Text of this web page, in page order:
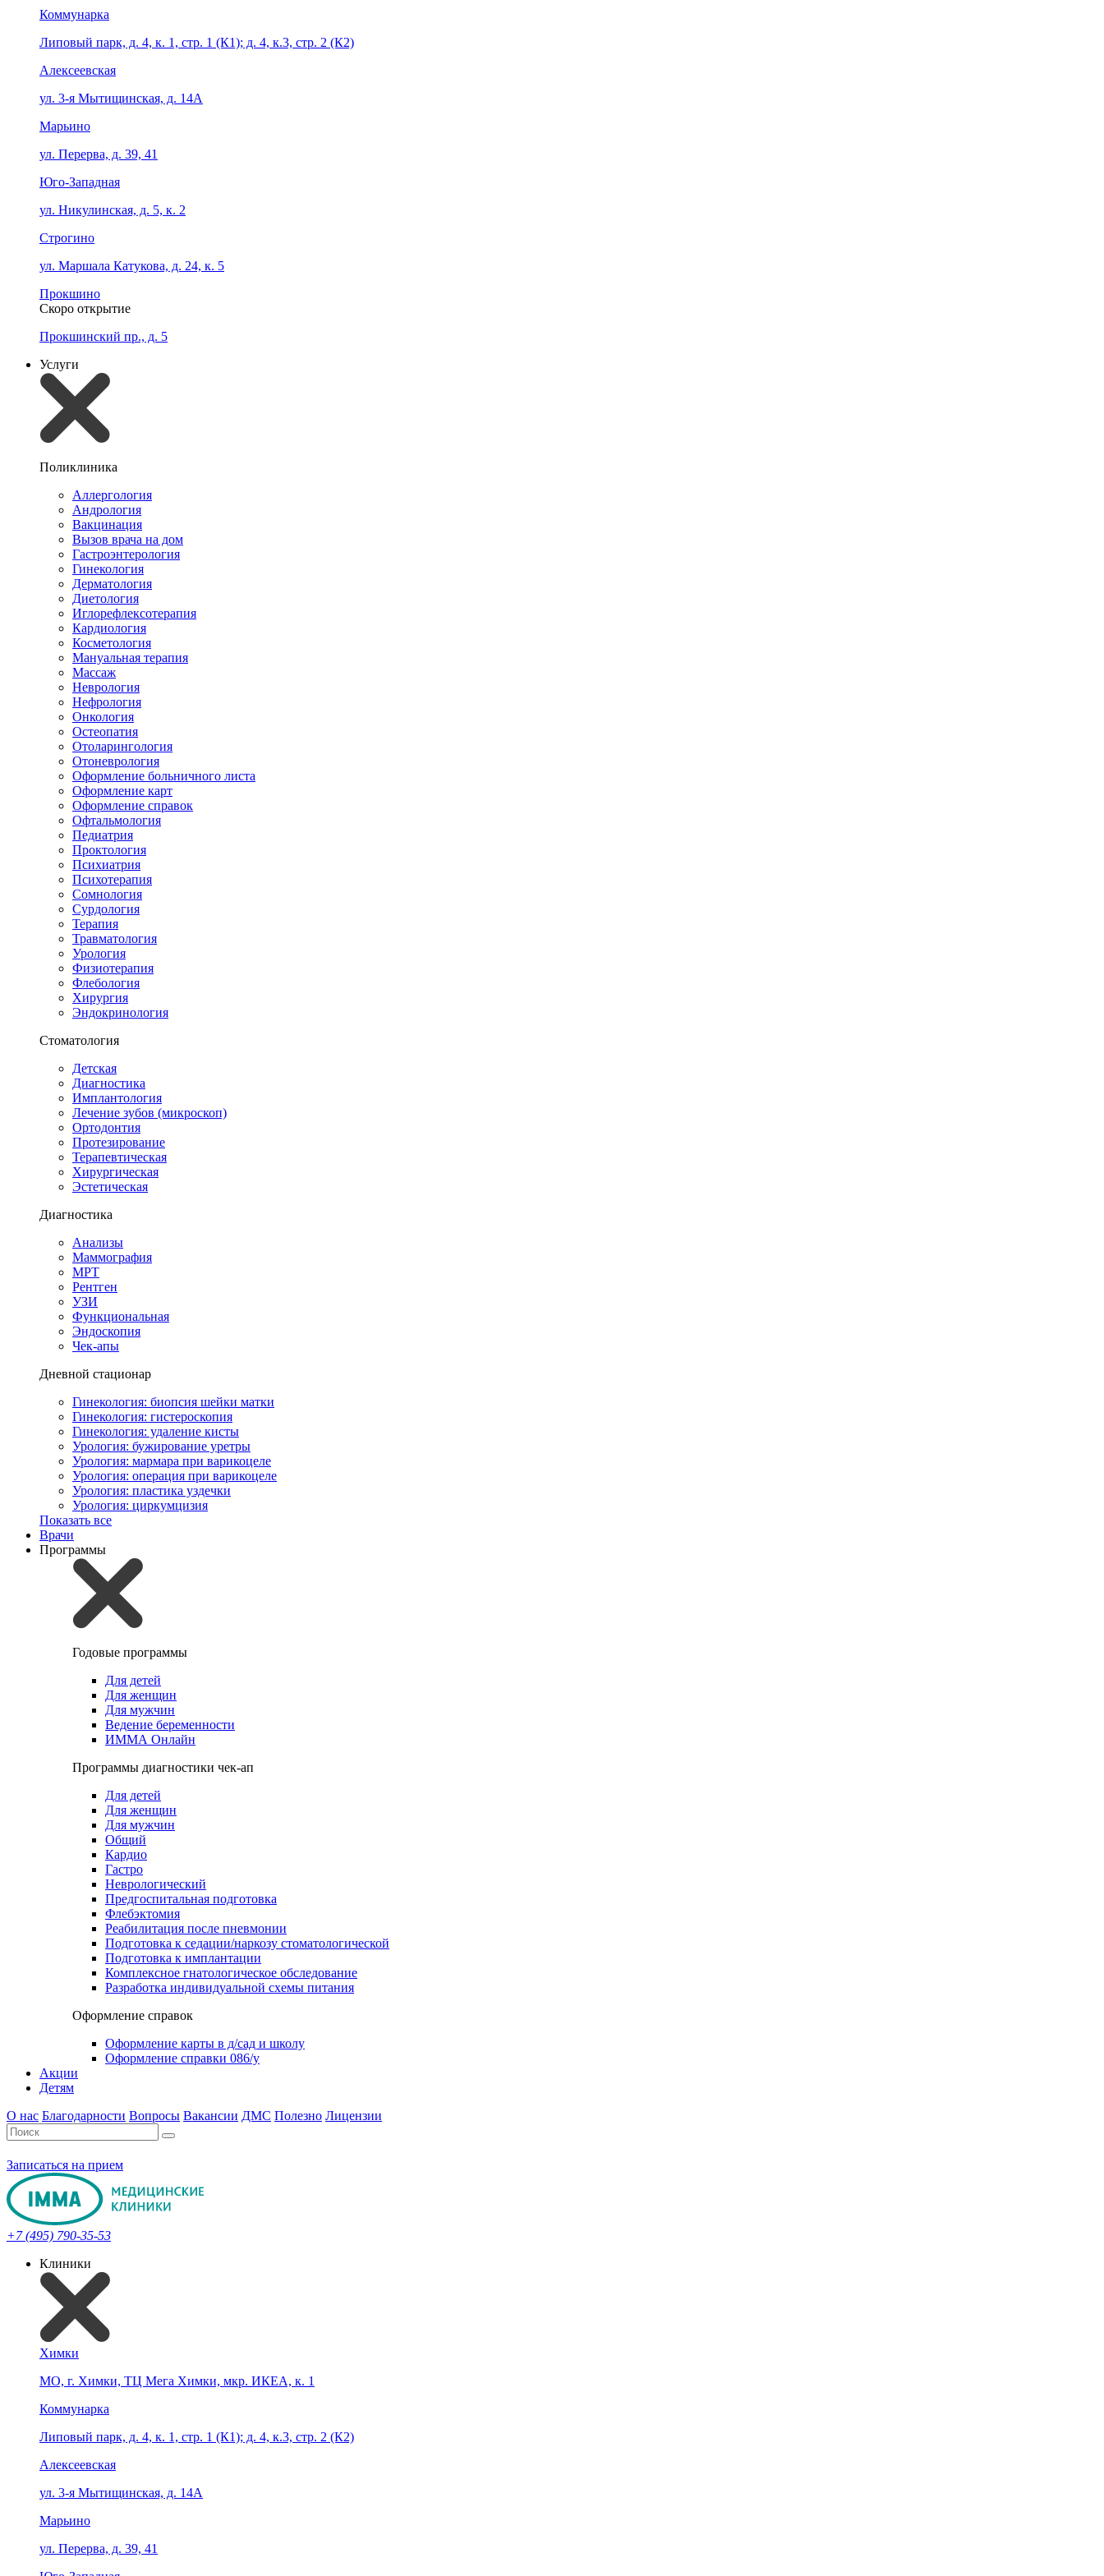
Коммунарка
Липовый парк, д. 4, к. 1, стр. 1 (К1); д. 4, к.3, стр. 2 (К2)
Алексеевская
ул. 3-я Мытищинская, д. 14А
Марьино
ул. Перерва, д. 39, 41
Юго-Западная
ул. Никулинская, д. 5, к. 2
Строгино
ул. Маршала Катукова, д. 24, к. 5
Прокшино
Скоро открытие
Прокшинский пр., д. 5
Услуги
Поликлиника
Аллергология
Андрология
Вакцинация
Вызов врача на дом
Гастроэнтерология
Гинекология
Дерматология
Диетология
Иглорефлексотерапия
Кардиология
Косметология
Мануальная терапия
Массаж
Неврология
Нефрология
Онкология
Остеопатия
Отоларингология
Отоневрология
Оформление больничного листа
Оформление карт
Оформление справок
Офтальмология
Педиатрия
Проктология
Психиатрия
Психотерапия
Сомнология
Сурдология
Терапия
Травматология
Урология
Физиотерапия
Флебология
Хирургия
Эндокринология
Стоматология
Детская
Диагностика
Имплантология
Лечение зубов (микроскоп)
Ортодонтия
Протезирование
Терапевтическая
Хирургическая
Эстетическая
Диагностика
Анализы
Маммография
МРТ
Рентген
УЗИ
Функциональная
Эндоскопия
Чек-апы
Дневной стационар
Гинекология: биопсия шейки матки
Гинекология: гистероскопия
Гинекология: удаление кисты
Урология: бужирование уретры
Урология: мармара при варикоцеле
Урология: операция при варикоцеле
Урология: пластика уздечки
Урология: циркумцизия
Показать все
Врачи
Программы
Годовые программы
Для детей
Для женщин
Для мужчин
Ведение беременности
ИММА Онлайн
Программы диагностики чек-ап
Для детей
Для женщин
Для мужчин
Общий
Кардио
Гастро
Неврологический
Предгоспитальная подготовка
Флебэктомия
Реабилитация после пневмонии
Подготовка к седации/наркозу стоматологической
Подготовка к имплантации
Комплексное гнатологическое обследование
Разработка индивидуальной схемы питания
Оформление справок
Оформление карты в д/сад и школу
Оформление справки 086/у
Акции
Детям
О нас Благодарности Вопросы Вакансии ДМС Полезно Лицензии
Записаться на прием
+7 (495) 790-35-53
Клиники
Химки
МО, г. Химки, ТЦ Мега Химки, мкр. ИКЕА, к. 1
Коммунарка
Липовый парк, д. 4, к. 1, стр. 1 (К1); д. 4, к.3, стр. 2 (К2)
Алексеевская
ул. 3-я Мытищинская, д. 14А
Марьино
ул. Перерва, д. 39, 41